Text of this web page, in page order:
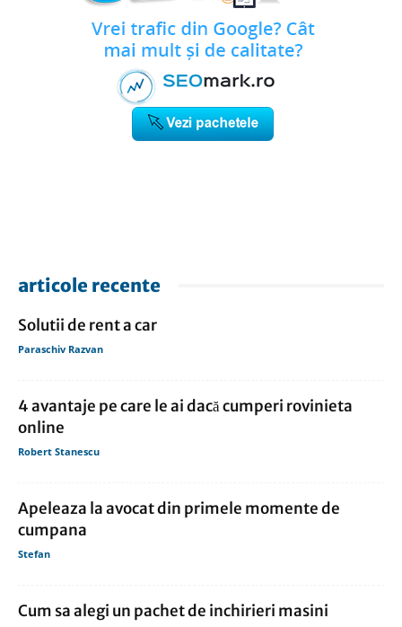
articole recente
Solutii de rent a car
Paraschiv Razvan
4 avantaje pe care le ai dacă cumperi rovinieta
online
Robert Stanescu
Apeleaza la avocat din primele momente de
cumpana
Stefan
Cum sa alegi un pachet de inchirieri masini